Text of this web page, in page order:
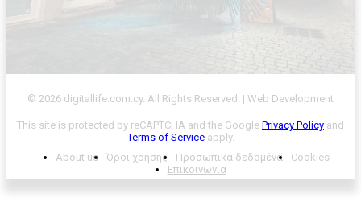
© 2026 digitallife.com.cy. All Rights Reserved. | Web Development
This site is protected by reCAPTCHA and the Google Privacy Policy and
Terms of Serviceapply.
About us
Όροι χρήσης Προσωπικά δεδομένα
Cookies
Επικοινωνία